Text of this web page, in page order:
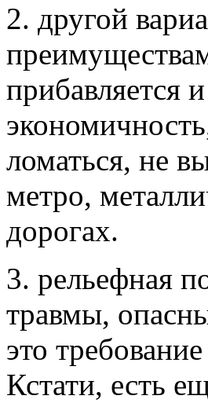
2. другой
ломаться, не
метро,
дорогах.
3. рельефная
травмы,
это
Кстати, есть